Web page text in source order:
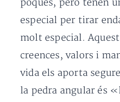
poques, però tenen
especial per tirar
molt especial.
creences, valors i
vida els aporta
la pedra angular és